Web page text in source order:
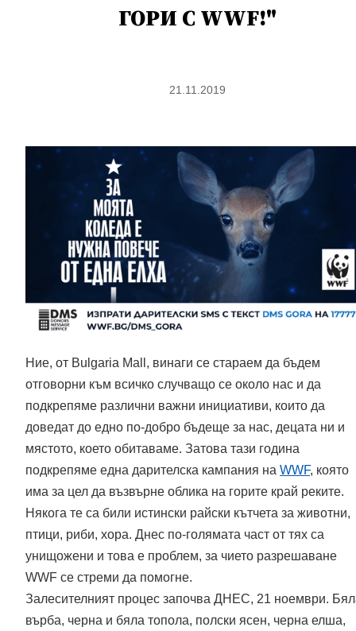
ГОРИ С WWF!"
21.11.2019
Ние, от Bulgaria Mall, винаги се стараем да бъдем
отговорни към всичко случващо се около нас и да
подкрепяме различни важни инициативи, които да
доведат до едно по-добро бъдеще за нас, децата ни и
мястото, което обитаваме. Затова тази година
подкрепяме една дарителска кампания на WWF, която
има за цел да възвърне облика на горите край реките.
Някога те са били истински райски кътчета за животни,
птици, риби, хора. Днес по-голямата част от тях са
унищожени и това е проблем, за чието разрешаване
WWF се стреми да помогне.
Залесителният процес започва ДНЕС, 21 ноември.
върба, черна и бяла топола, полски ясен, черна елша,